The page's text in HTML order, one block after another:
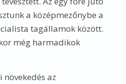
a középmezőnybe a
tagállamok között.
még harmadikok
az